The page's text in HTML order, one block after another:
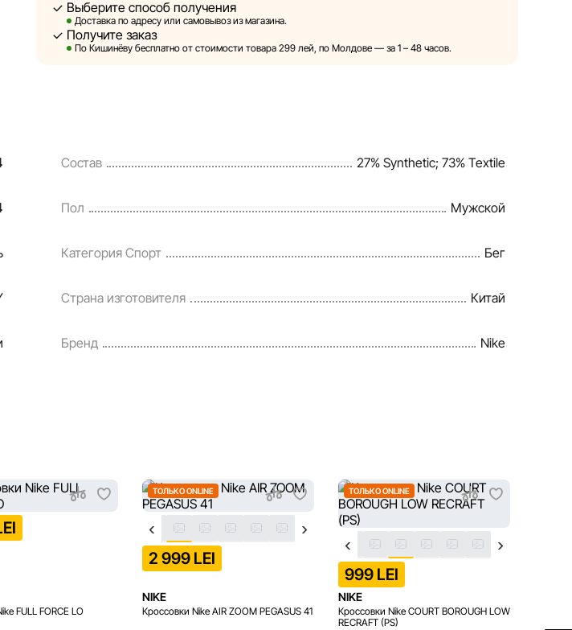
Sportlandia оставляет за собой право в одностороннем порядке и без
предварительного уведомления вносить изменения в описания, характеристики
и потребительские свойства товаров. Изображения, представленные на сайте,
порядке и без предварительного уведомления.
Наша команда регулярно проверяет и обновляет информацию на сайте, чтобы
Выберите способ получения
Доставка по адресу или самовывоз из магазина.
Получите заказ
По Кишинёву бесплатно от стоимости товара 299 лей, по Молдове — за 1 – 48 часов.
Состав 27% Synthetic; 73% Textile
Пол Мужской
Категория Спорт Бег
Страна изготовителя Китай
Бренд Nike
FULL FORCE LO
ТОЛЬКО ONLINE
2 999 LEI
NIKE
Кроссовки Nike AIR ZOOM PEGASUS 41
ТОЛЬКО ONLINE
999 LEI
NIKE
Кроссовки Nike COURT BOROUGH LOW
RECRAFT (PS)